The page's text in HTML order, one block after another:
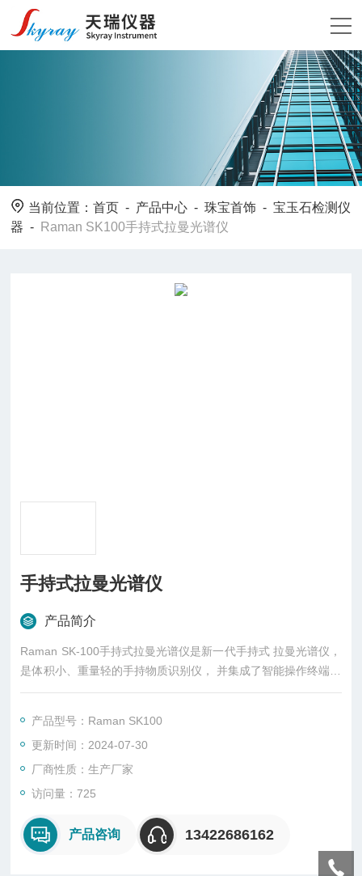
当前位置：首页 - 产品中心 -珠宝首饰 -宝玉石检测仪
器 - Raman SK100手持式拉曼光谱仪
手持式拉曼光谱仪
产品简介
Raman SK-100手持式拉曼光谱仪是新一代手持式 拉曼光谱仪，
是体积小、重量轻的手持物质识别仪， 并集成了智能操作终端。
Raman SK-100采用拉曼光谱技术作为检测手段。设备内置易燃
曼数据库，并支持用户自定义数据库。
产品型号：Raman SK100
更新时间：2024-07-30
厂商性质：生产厂家
访问量：725
产品咨询 13422686162